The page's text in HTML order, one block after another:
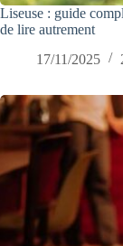
Liseuse : guide
de lire autrement
17/11/2025